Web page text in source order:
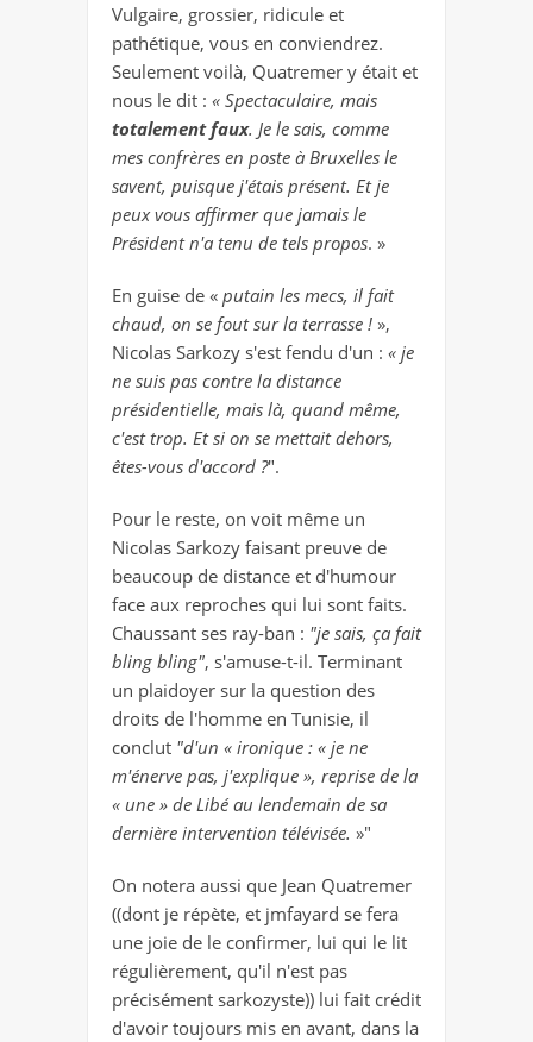
Vulgaire, grossier, ridicule et
pathétique, vous en conviendrez.
Seulement voilà, Quatremer y était et
nous le dit : « Spectaculaire, mais
totalement faux. Je le sais, comme
mes confrères en poste à Bruxelles le
savent, puisque j'étais présent. Et je
peux vous affirmer que jamais le
Président n'a tenu de tels propos. »
En guise de « putain les mecs, il fait
chaud, on se fout sur la terrasse ! »,
Nicolas Sarkozy s'est fendu d'un : « je
ne suis pas contre la distance
présidentielle, mais là, quand même,
c'est trop. Et si on se mettait dehors,
êtes-vous d'accord ?".
Pour le reste, on voit même un
Nicolas Sarkozy faisant preuve de
beaucoup de distance et d'humour
face aux reproches qui lui sont faits.
Chaussant ses ray-ban : "je sais, ça fait
bling bling", s'amuse-t-il. Terminant
un plaidoyer sur la question des
droits de l'homme en Tunisie, il
conclut "d'un « ironique : « je ne
m'énerve pas, j'explique », reprise de la
« une » de Libé au lendemain de sa
dernière intervention télévisée. »"
On notera aussi que Jean Quatremer
((dont je répète, et jmfayard se fera
une joie de le confirmer, lui qui le lit
régulièrement, qu'il n'est pas
précisément sarkozyste)) lui fait crédit
d'avoir toujours mis en avant, dans la